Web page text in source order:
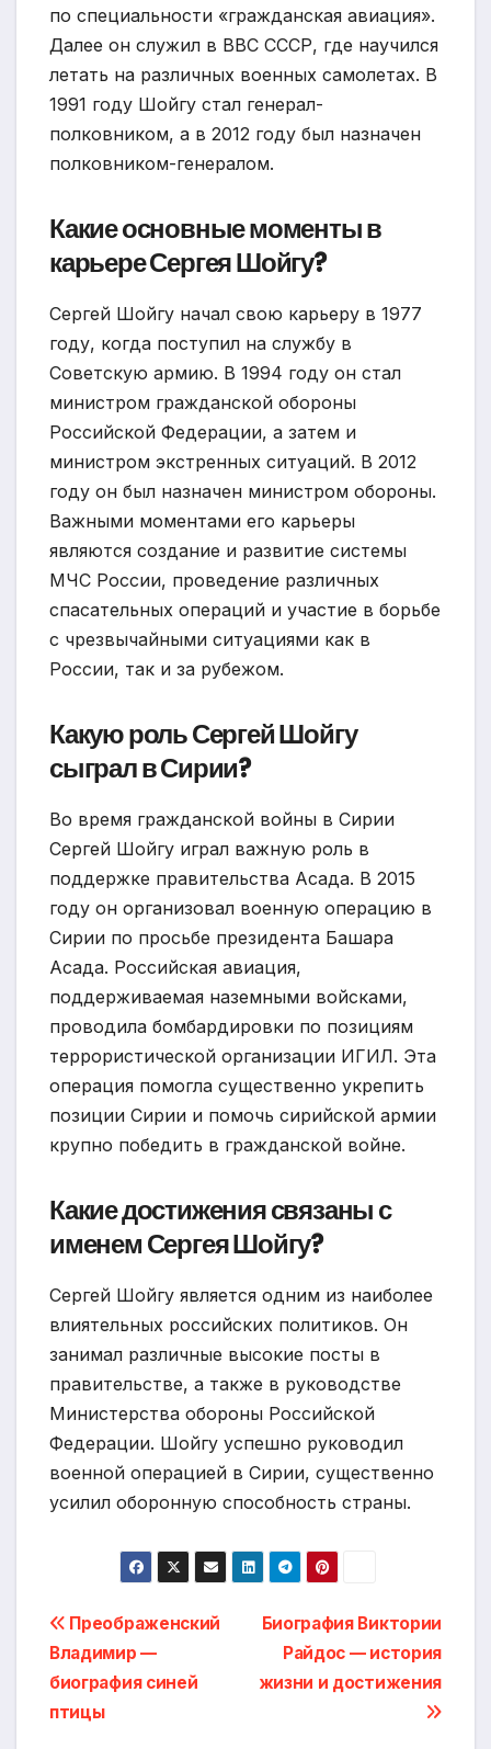
по специальности «гражданская авиация».
Далее он служил в ВВС СССР, где научился
летать на различных военных самолетах. В
1991 году Шойгу стал генерал-
полковником, а в 2012 году был назначен
полковником-генералом.
Какие основные моменты в
карьере Сергея Шойгу?
Сергей Шойгу начал свою карьеру в 1977
году, когда поступил на службу в
Советскую армию. В 1994 году он стал
министром гражданской обороны
Российской Федерации, а затем и
министром экстренных ситуаций. В 2012
году он был назначен министром обороны.
Важными моментами его карьеры
являются создание и развитие системы
МЧС России, проведение различных
спасательных операций и участие в борьбе
с чрезвычайными ситуациями как в
России, так и за рубежом.
Какую роль Сергей Шойгу
сыграл в Сирии?
Во время гражданской войны в Сирии
Сергей Шойгу играл важную роль в
поддержке правительства Асада. В 2015
году он организовал военную операцию в
Сирии по просьбе президента Башара
Асада. Российская авиация,
поддерживаемая наземными войсками,
проводила бомбардировки по позициям
террористической организации ИГИЛ. Эта
операция помогла существенно укрепить
позиции Сирии и помочь сирийской армии
крупно победить в гражданской войне.
Какие достижения связаны с
именем Сергея Шойгу?
Сергей Шойгу является одним из наиболее
влиятельных российских политиков. Он
занимал различные высокие посты в
правительстве, а также в руководстве
Министерства обороны Российской
Федерации. Шойгу успешно руководил
военной операцией в Сирии, существенно
усилил оборонную способность страны.
Навигация
по
записям
Биография Виктории
Райдос — история
жизни и достижения
Преображенский
Владимир —
биография синей
птицы